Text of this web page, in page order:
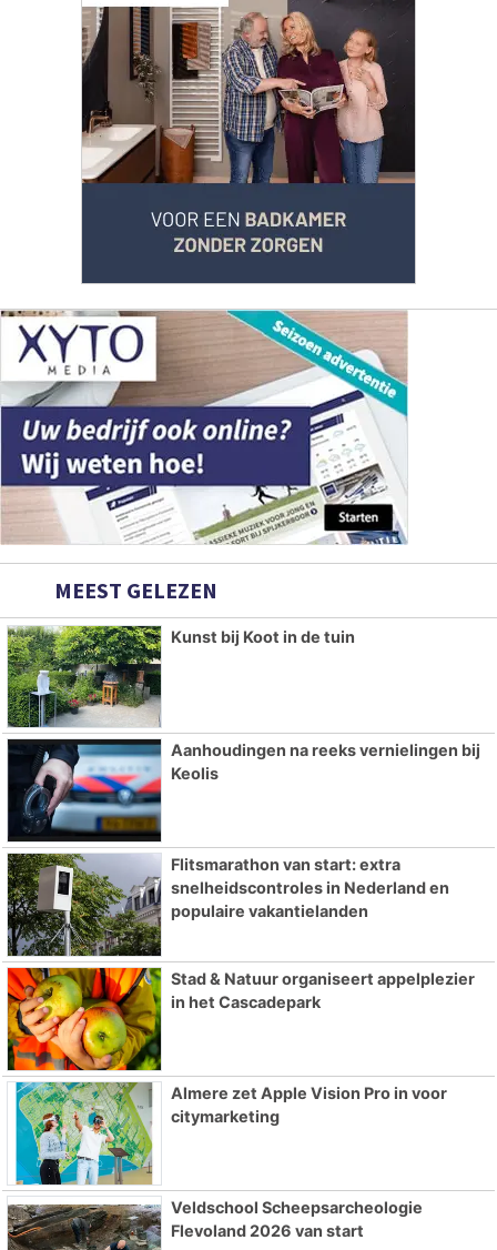
MEEST GELEZEN
Kunst bij Koot in de tuin
Aanhoudingen na reeks vernielingen bij
Keolis
Flitsmarathon van start: extra
snelheidscontroles in Nederland en
populaire vakantielanden
Stad & Natuur organiseert appelplezier
in het Cascadepark
Almere zet Apple Vision Pro in voor
citymarketing
Veldschool Scheepsarcheologie
Flevoland 2026 van start